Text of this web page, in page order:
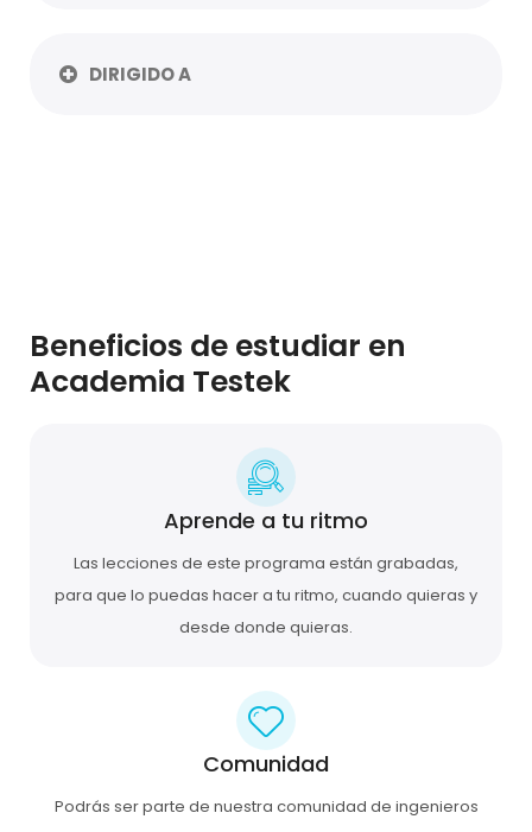
DIRIGIDO A
Beneficios de estudiar en
Academia Testek
Aprende a tu ritmo
Las lecciones de este programa están grabadas,
para que lo puedas hacer a tu ritmo, cuando quieras y
desde donde quieras.
Comunidad
Podrás ser parte de nuestra comunidad de ingenieros